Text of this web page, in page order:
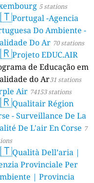
5 stations
Portugal -Agencia
Do Ambiente -
Do Ar 70 stations
Projeto EDUC.AIR
de Educação em
do Ar31 stations
Air 74153 stations
Qualitair Région
- Surveillance De La
De L'air En Corse 7
Qualità Dell’aria |
Provinciale Per
| Provincia